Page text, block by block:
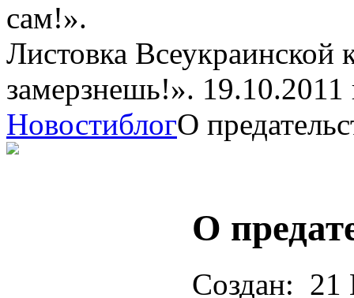
сам!».
Листовка Всеукраинской
замерзнешь!». 19.10.2011
НовостиблогО
О
Создан: 21